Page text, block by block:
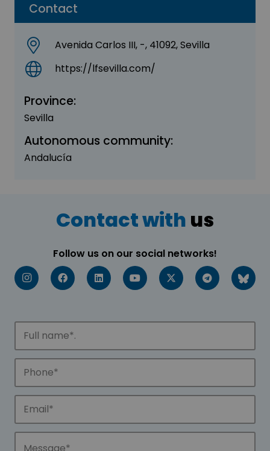
Contact
Avenida Carlos III, -, 41092, Sevilla
https://lfsevilla.com/
Province:
Sevilla
Autonomous community:
Andalucía
Contact with us
Follow us on our social networks!